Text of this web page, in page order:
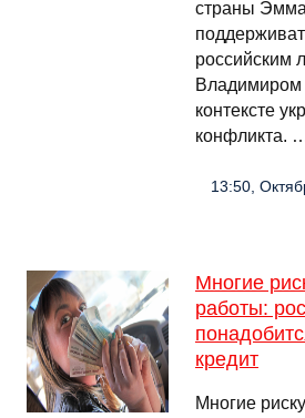
страны
российским
контексте
конфликта.
13:50,
Многие
работы:
кредит
Многие